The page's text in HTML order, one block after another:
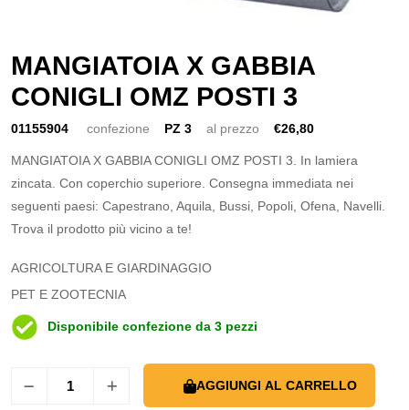
MANGIATOIA X GABBIA
CONIGLI OMZ POSTI 3
01155904 confezione PZ 3 al prezzo €26,80
MANGIATOIA X GABBIA CONIGLI OMZ POSTI 3. In lamiera
zincata. Con coperchio superiore. Consegna immediata nei
seguenti paesi: Capestrano, Aquila, Bussi, Popoli, Ofena, Navelli.
Trova il prodotto più vicino a te!
AGRICOLTURA E GIARDINAGGIO
PET E ZOOTECNIA
Disponibile confezione da 3 pezzi
AGGIUNGI AL CARRELLO